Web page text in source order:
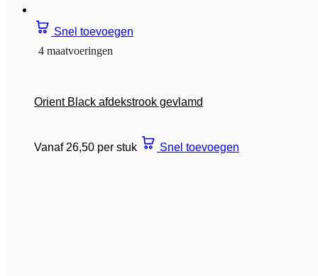
Snel toevoegen
4 maatvoeringen
Orient Black afdekstrook gevlamd
Vanaf 26,50 per stuk Snel toevoegen